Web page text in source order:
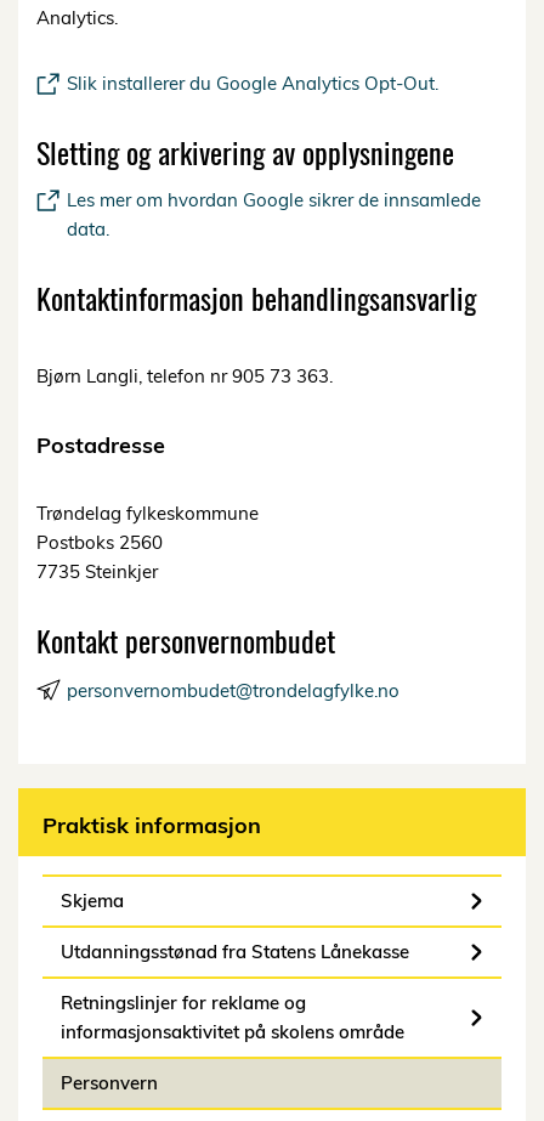
Analytics.
Slik installerer du Google Analytics Opt-Out.
Sletting og arkivering av opplysningene
Les mer om hvordan Google sikrer de innsamlede
data.
Kontaktinformasjon behandlingsansvarlig
Bjørn Langli, telefon nr 905 73 363.
Postadresse
Trøndelag fylkeskommune
Postboks 2560
7735 Steinkjer
Kontakt personvernombudet
personvernombudet@trondelagfylke.no
Praktisk informasjon
Skjema
Utdanningsstønad fra Statens Lånekasse
Retningslinjer for reklame og
informasjonsaktivitet på skolens område
Personvern